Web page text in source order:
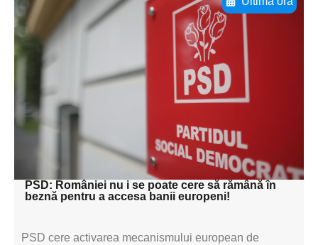
Adaugă aici textul pentru
subtitluAdaugă aici
textul pentru
subtitluAdaugă aici
textul pentru
subtitluAdaugă aici
textul pentru subti
PSD: României nu i se poate cere să rămână în
beznă pentru a accesa banii europeni!
PSD cere activarea mecanismului european de